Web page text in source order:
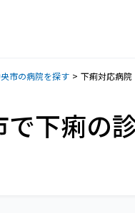
市の病院を探す 下痢対応病院
下痢の